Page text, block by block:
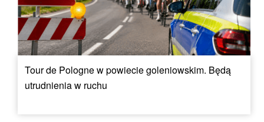
Tour de Pologne w powiecie goleniowskim. Będą
utrudnienia w ruchu